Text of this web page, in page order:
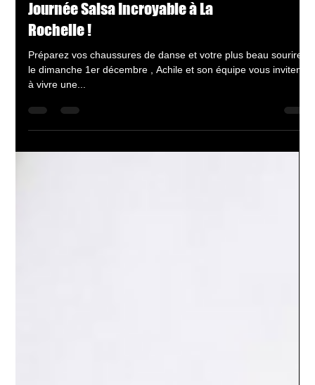
Salseros del Barrio : Une
Journée Salsa Incroyable à La
Rochelle !
Préparez vos chaussures de danse et votre plus beau sourire :
à vivre une...